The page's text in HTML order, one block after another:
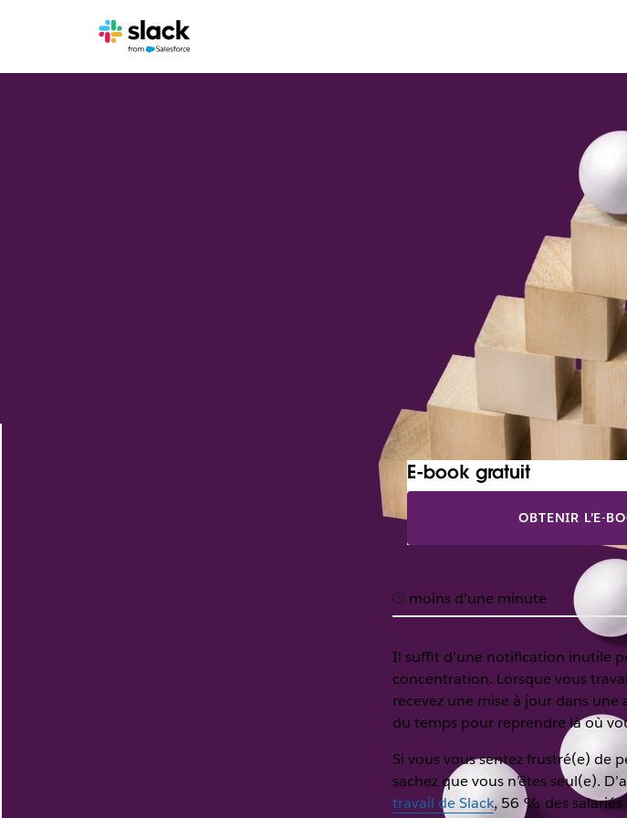
E-book gratuit
OBTENIR L’E-
moins d’une minute
Il suffit d’une notification inutile
concentration. Lorsque vous
recevez une mise à jour dans
du temps pour reprendre là où
Si vous vous sentez frustré(e) de
sachez que vous n’êtes seul(e).
travail de Slack, 56 % des